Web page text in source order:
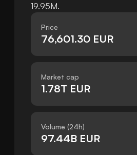
19.95M.
Price
76,601.30 EUR
Market cap
1.78T EUR
Volume (24h)
97.44B EUR